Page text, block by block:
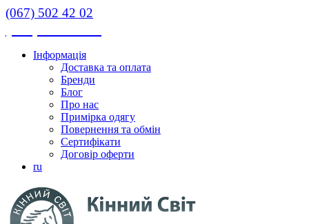
(067) 502 42 02
Інформація
Доставка та оплата
Бренди
Блог
Про нас
Примірка одягу
Повернення та обмін
Сертифікати
Договір оферти
ru